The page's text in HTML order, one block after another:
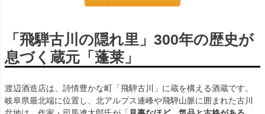
「飛騨古川の隠れ里」300年の歴史が
息づく蔵元「蓬莱」
渡辺酒造店は、詩情豊かな町「飛騨古川」に蔵を構える酒蔵です。
岐阜県最北端に位置し、北アルプス連峰や飛騨山脈に囲まれた古川